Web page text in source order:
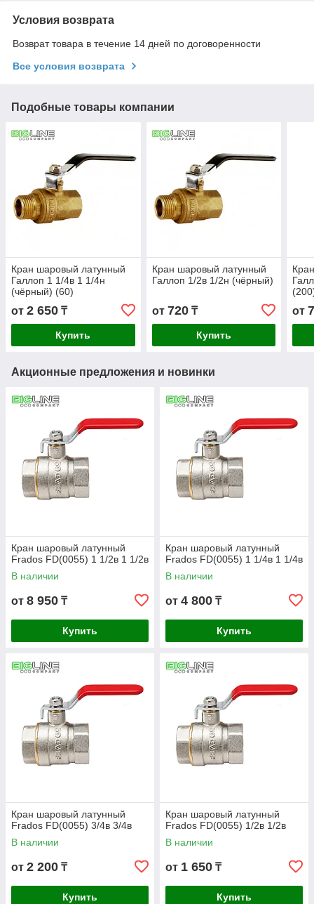
Условия возврата
Возврат товара в течение 14 дней по договоренности
Все условия возврата
Подобные товары компании
Кран шаровый латунный
Галлоп 1 1/4в 1 1/4н
(чёрный) (60)
от 2 650 ₸
Купить
Кран шаровый латунный
Галлоп 1/2в 1/2н (чёрный)
от 720₸
Купить
от
Акционные предложения и новинки
Кран шаровый латунный
Frados FD(0055) 1 1/2в 1 1/2в
В наличии
от 8 950 ₸
Купить
Кран шаровый латунный
Frados FD(0055) 1 1/4в 1 1/4в
В наличии
от 4 800 ₸
Купить
Кран шаровый латунный
Frados FD(0055) 3/4в 3/4в
В наличии
от 2 200 ₸
Купить
Кран шаровый латунный
Frados FD(0055) 1/2в 1/2в
В наличии
от 1 650 ₸
Купить